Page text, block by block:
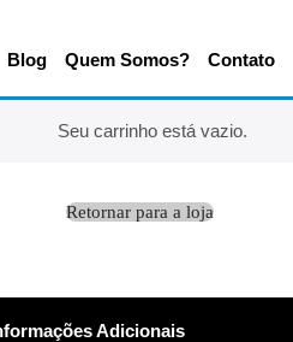
Blog Quem Somos? Contato
Seu carrinho está vazio.
Retornar para a loja
Adicionais